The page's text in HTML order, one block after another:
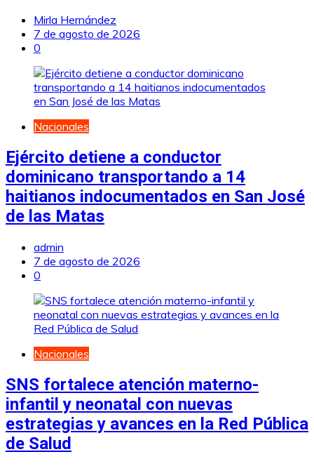
Mirla Hernández
7 de agosto de 2026
0
Nacionales
Ejército detiene a conductor
dominicano transportando a 14
haitianos indocumentados en San José
de las Matas
admin
7 de agosto de 2026
0
Nacionales
SNS fortalece atención materno-
infantil y neonatal con nuevas
estrategias y avances en la Red Pública
de Salud